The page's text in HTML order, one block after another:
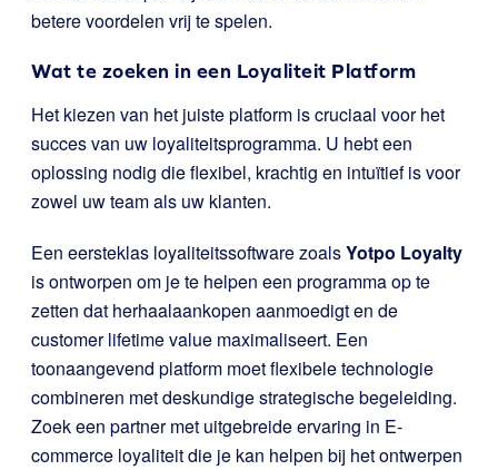
betere voordelen vrij te spelen.
Wat te zoeken in een Loyaliteit Platform
Het kiezen van het juiste platform is cruciaal voor het
succes van uw loyaliteitsprogramma. U hebt een
oplossing nodig die flexibel, krachtig en intuïtief is voor
zowel uw team als uw klanten.
Een eersteklas loyaliteitssoftware zoalsYotpo Loyalty
is ontworpen om je te helpen een programma op te
zetten dat herhaalaankopen aanmoedigt en de
customer lifetime value maximaliseert. Een
toonaangevend platform moet flexibele technologie
combineren met deskundige strategische begeleiding.
Zoek een partner met uitgebreide ervaring in E-
commerce loyaliteit die je kan helpen bij het ontwerpen